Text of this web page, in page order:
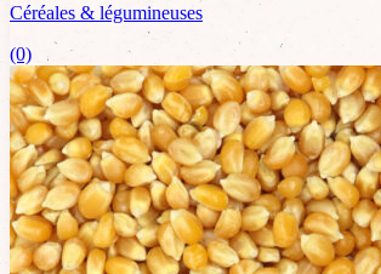
Céréales & légumineuses
(0)